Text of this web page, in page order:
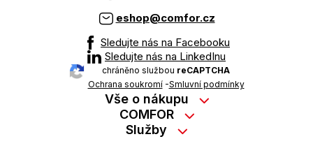
eshop@comfor.cz
Sledujte nás na Facebooku
Sledujte nás na LinkedInu
chráněno službou reCAPTCHA
Ochrana soukromí-Smluvní podmínky
Vše o nákupu
Nákup na splátky
Možnosti platby
COMFOR
Kontakty
Služby